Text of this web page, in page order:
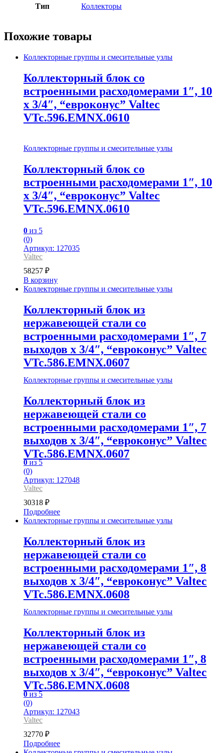
Тип Коллекторы
Похожие товары
Коллекторные группы и смесительные узлы
Коллекторный блок со
встроенными расходомерами 1″, 10
x 3/4″, “евроконус” Valtec
VTc.596.EMNX.0610
Коллекторные группы и смесительные узлы
Коллекторный блок со
встроенными расходомерами 1″, 10
x 3/4″, “евроконус” Valtec
VTc.596.EMNX.0610
0 из 5
(0)
Артикул: 127035
Valtec
58257 ₽
В корзину
Коллекторные группы и смесительные узлы
Коллекторный блок из
нержавеющей стали со
встроенными расходомерами 1″, 7
выходов x 3/4″, “евроконус” Valtec
VTc.586.EMNX.0607
Коллекторные группы и смесительные узлы
Коллекторный блок из
нержавеющей стали со
встроенными расходомерами 1″, 7
выходов x 3/4″, “евроконус” Valtec
VTc.586.EMNX.0607
0из 5
(0)
Артикул: 127048
Valtec
30318 ₽
Подробнее
Коллекторные группы и смесительные узлы
Коллекторный блок из
нержавеющей стали со
встроенными расходомерами 1″, 8
выходов x 3/4″, “евроконус” Valtec
VTc.586.EMNX.0608
Коллекторные группы и смесительные узлы
Коллекторный блок из
нержавеющей стали со
встроенными расходомерами 1″, 8
выходов x 3/4″, “евроконус” Valtec
VTc.586.EMNX.0608
0из 5
(0)
Артикул: 127043
Valtec
32770 ₽
Подробнее